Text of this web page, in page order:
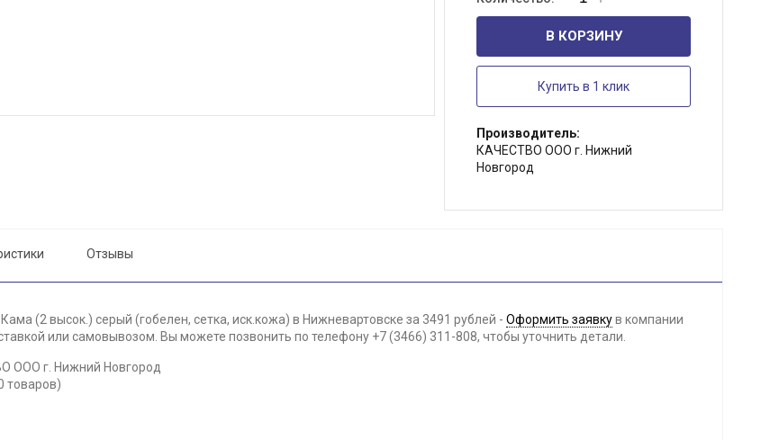
В КОРЗИНУ
Купить в 1 клик
Производитель:
КАЧЕСТВО ООО г. Нижний
Новгород
Отзывы
(2 высок.) серый (гобелен, сетка, иск.кожа) в Нижневартовске за 3491 рублей - Оформить заявкув компании
или самовывозом. Вы можете позвонить по телефону +7 (3466) 311-808, чтобы уточнить детали.
ООО г. Нижний Новгород
товаров)